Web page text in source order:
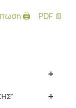
🖨
PDF 📄
+
+